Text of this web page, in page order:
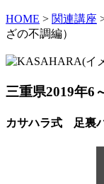
HOME > 関連講座
ざの不調編）
三重県2019年6
カサハラ式 足裏